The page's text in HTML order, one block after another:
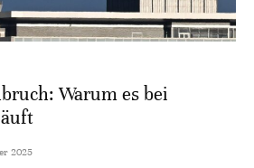
Warum es bei
2025